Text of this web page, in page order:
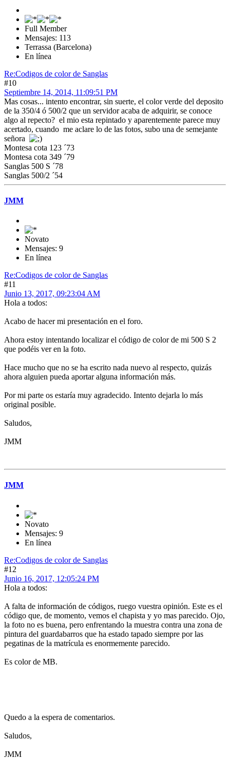
Full Member
Mensajes: 113
Terrassa (Barcelona)
En línea
Re:Codigos de color de Sanglas
#10
Septiembre 14, 2014, 11:09:51 PM
Mas cosas... intento encontrar, sin suerte, el color verde del deposito
de la 350/4 ó 500/2 que un servidor acaba de adquirir, se conoce
algo al repecto? el mio esta repintado y aparentemente parece muy
acertado, cuando me aclare lo de las fotos, subo una de semejante
señora
Montesa cota 123 ´73
Montesa cota 349 ´79
Sanglas 500 S ´78
Sanglas 500/2 ´54
JMM
Novato
Mensajes: 9
En línea
Re:Codigos de color de Sanglas
#11
Junio 13, 2017, 09:23:04 AM
Hola a todos:
Acabo de hacer mi presentación en el foro.
Ahora estoy intentando localizar el código de color de mi 500 S 2
que podéis ver en la foto.
Hace mucho que no se ha escrito nada nuevo al respecto, quizás
ahora alguien pueda aportar alguna información más.
Por mi parte os estaría muy agradecido. Intento dejarla lo más
original posible.
Saludos,
JMM
JMM
Novato
Mensajes: 9
En línea
Re:Codigos de color de Sanglas
#12
Junio 16, 2017, 12:05:24 PM
Hola a todos:
A falta de información de códigos, ruego vuestra opinión. Este es el
código que, de momento, vemos el chapista y yo mas parecido. Ojo,
la foto no es buena, pero enfrentando la muestra contra una zona de
pintura del guardabarros que ha estado tapado siempre por las
pegatinas de la matrícula es enormemente parecido.
Es color de MB.
Quedo a la espera de comentarios.
Saludos,
JMM